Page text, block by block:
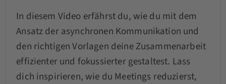
In diesem Video erfährst du, wie du mit dem
Ansatz der asynchronen Kommunikation und
den richtigen Vorlagen deine Zusammenarbeit
effizienter und fokussierter gestaltest. Lass
dich inspirieren, wie du Meetings reduzierst,